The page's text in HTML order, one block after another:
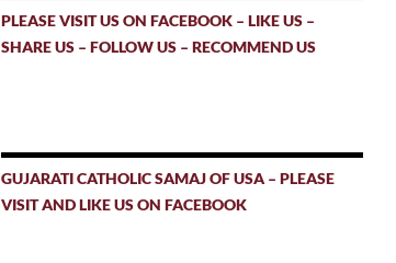
PLEASE VISIT US ON FACEBOOK – LIKE US –
SHARE US – FOLLOW US – RECOMMEND US
GUJARATI CATHOLIC SAMAJ OF USA – PLEASE
VISIT AND LIKE US ON FACEBOOK